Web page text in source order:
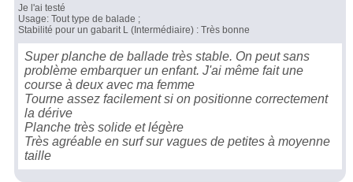
Je l'ai testé
Usage: Tout type de balade ;
Stabilité pour un gabarit L (Intermédiaire) : Très bonne
Super planche de ballade très stable. On peut sans
problème embarquer un enfant. J'ai même fait une
course à deux avec ma femme
Tourne assez facilement si on positionne correctement
la dérive
Planche très solide et légère
Très agréable en surf sur vagues de petites à moyenne
taille